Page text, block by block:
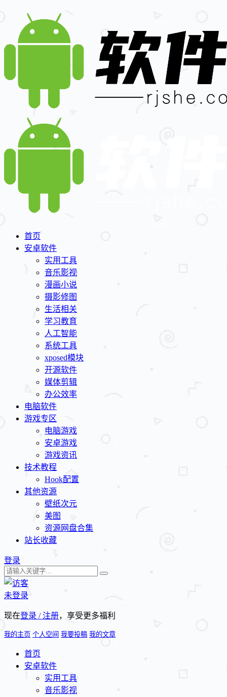
首页
安卓软件
实用工具
音乐影视
漫画小说
摄影修图
生活相关
学习教育
人工智能
系统工具
xposed模块
开源软件
媒体剪辑
办公效率
电脑软件
游戏专区
电脑游戏
安卓游戏
游戏资讯
技术教程
Hook配置
其他资源
壁纸次元
美图
资源网盘合集
站长收藏
登录
未登录
现在登录 / 注册，享受更多福利
我的主页 个人空间 我要投稿 我的文章
首页
安卓软件
实用工具
音乐影视